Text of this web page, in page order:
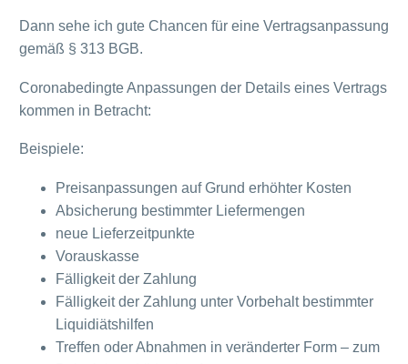
Dann sehe ich gute Chancen für eine Vertragsanpassung
gemäß § 313 BGB.
Coronabedingte Anpassungen der Details eines Vertrags
kommen in Betracht:
Beispiele:
Preisanpassungen auf Grund erhöhter Kosten
Absicherung bestimmter Liefermengen
neue Lieferzeitpunkte
Vorauskasse
Fälligkeit der Zahlung
Fälligkeit der Zahlung unter Vorbehalt bestimmter
Liquidiätshilfen
Treffen oder Abnahmen in veränderter Form – zum